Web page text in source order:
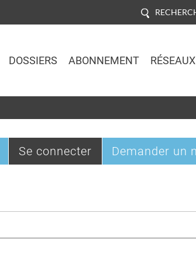
DOSSIERS ABONNEMENT
Se connecter (onglet
actif)
Demander un